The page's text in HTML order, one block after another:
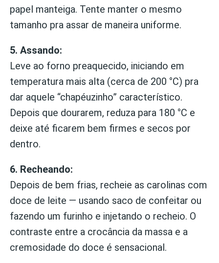
papel manteiga. Tente manter o mesmo
tamanho pra assar de maneira uniforme.
5. Assando:
Leve ao forno preaquecido, iniciando em
temperatura mais alta (cerca de 200 °C) pra
dar aquele “chapéuzinho” característico.
Depois que dourarem, reduza para 180 °C e
deixe até ficarem bem firmes e secos por
dentro.
6. Recheando:
Depois de bem frias, recheie as carolinas com
doce de leite — usando saco de confeitar ou
fazendo um furinho e injetando o recheio. O
contraste entre a crocância da massa e a
cremosidade do doce é sensacional.